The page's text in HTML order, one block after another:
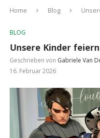
Home Blog
BLOG
Unsere Kinder
Geschrieben von Gabriele Van
16. Februar 2026